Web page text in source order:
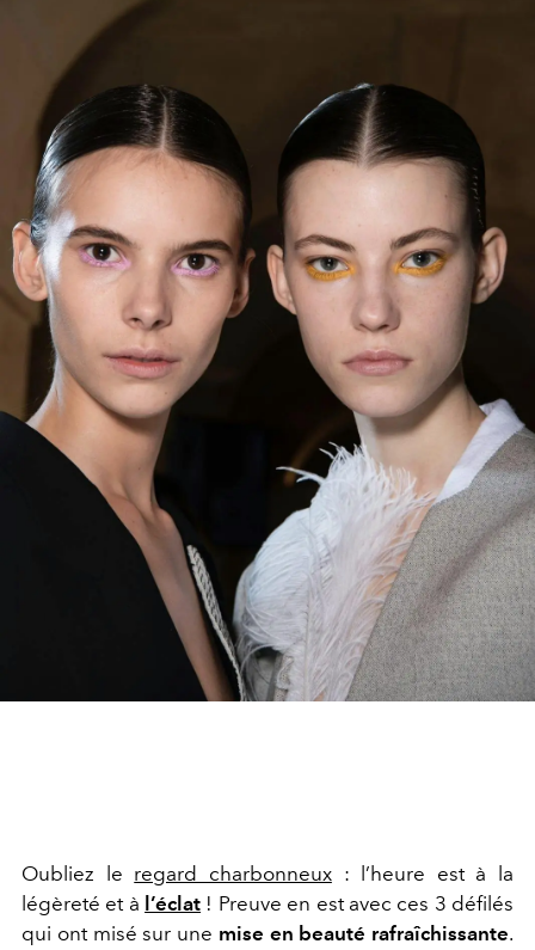
Oubliez le regard charbonneux: l’heure est à la
légèreté et à l’éclat ! Preuve en est avec ces 3 défilés
qui ont misé sur une mise en beauté rafraîchissante.